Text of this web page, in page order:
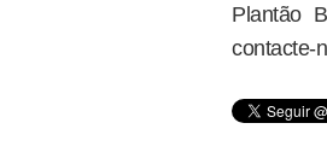
Plantão
contacte-